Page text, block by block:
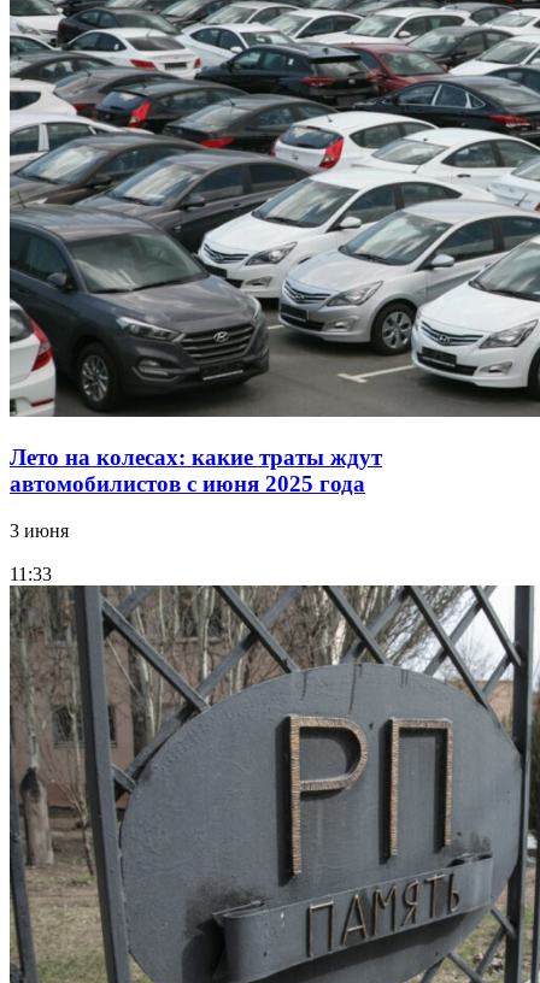
Лето на колесах: какие траты ждут
автомобилистов с июня 2025 года
3 июня
11:33